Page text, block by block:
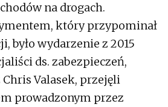
na drogach.
który przypominał
było wydarzenie z 2015
ds. zabezpieczeń,
Valasek, przejęli
prowadzonym przez